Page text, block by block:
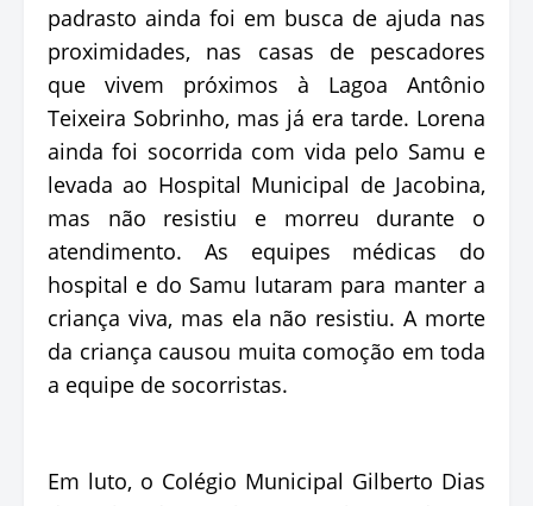
padrasto ainda foi em busca de ajuda nas
proximidades, nas casas de pescadores
que vivem próximos à Lagoa Antônio
Teixeira Sobrinho, mas já era tarde. Lorena
ainda foi socorrida com vida pelo Samu e
levada ao Hospital Municipal de Jacobina,
mas não resistiu e morreu durante o
atendimento. As equipes médicas do
hospital e do Samu lutaram para manter a
criança viva, mas ela não resistiu. A morte
da criança causou muita comoção em toda
a equipe de socorristas.
Em luto, o Colégio Municipal Gilberto Dias